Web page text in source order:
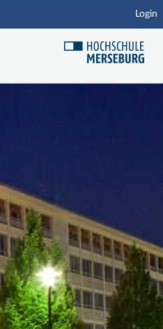
Login